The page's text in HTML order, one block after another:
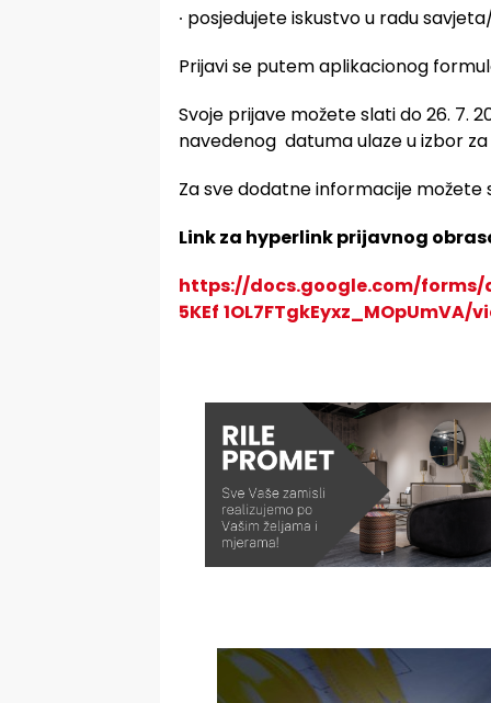
∙ posjedujete iskustvo u radu
Prijavi se putem aplikacionog
Svoje prijave možete slati do 26. 7.
navedenog datuma ulaze u izbor
Za sve dodatne informacije
Link za hyperlink prijavnog
https://docs.google.com/forms/d/
5KEf 1OL7FTgkEyxz_MOpUmVA/